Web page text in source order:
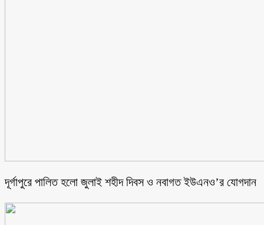
‎দূর্গাপুরে পালিত হলো জুলাই শহীদ দিবস ও নবাগত ইউএনও’র যোগদান ‎